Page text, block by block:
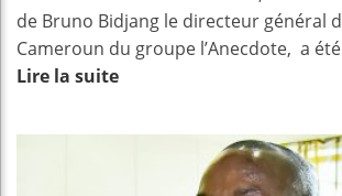
de Bruno Bidjang le directeur général
Cameroun du groupe l’Anecdote, a
Lire la suite